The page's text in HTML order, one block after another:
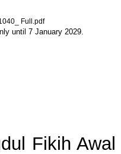
Full.pdf
until 7 January 2029.
Fikih